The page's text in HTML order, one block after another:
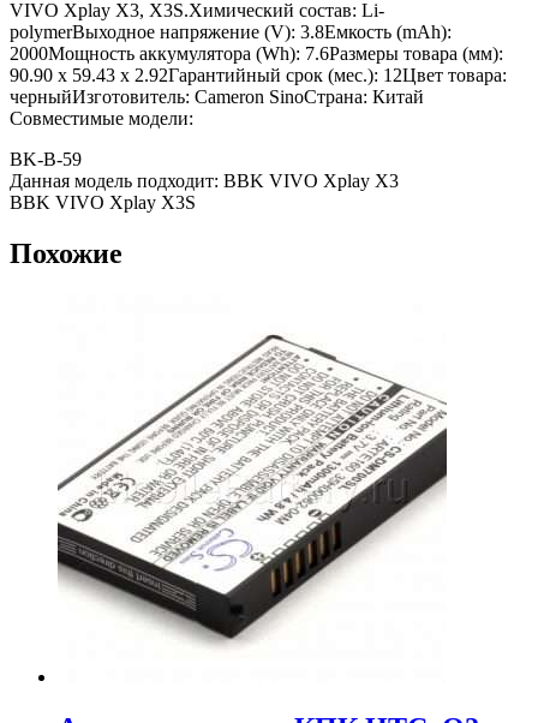
VIVO Xplay X3, X3S.Химический состав: Li-
polymerВыходное напряжение (V): 3.8Емкость (mAh):
2000Мощность аккумулятора (Wh): 7.6Размеры товара (мм):
90.90 x 59.43 x 2.92Гарантийный срок (мес.): 12Цвет товара:
черныйИзготовитель: Cameron SinoСтрана: Китай
Совместимые модели:
BK-B-59
Данная модель подходит: BBK VIVO Xplay X3
BBK VIVO Xplay X3S
Похожие